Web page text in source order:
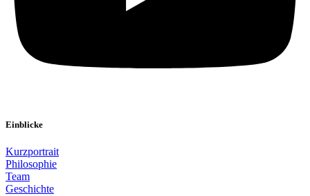
Einblicke
Kurzportrait
Philosophie
Team
Geschichte